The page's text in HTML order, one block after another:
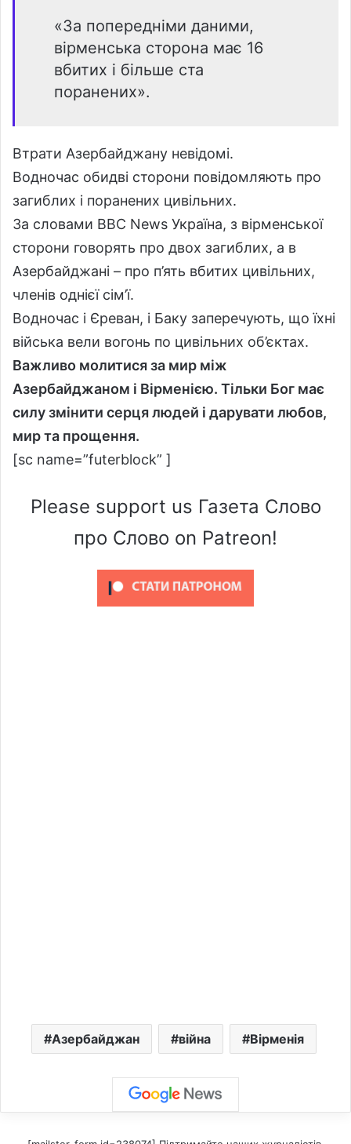
«За попередніми даними,
вірменська сторона має 16
вбитих і більше ста
поранених».
Втрати Азербайджану невідомі.
Водночас обидві сторони повідомляють про
загиблих і поранених цивільних.
За словами BBC News Україна, з вірменської
сторони говорять про двох загиблих, а в
Азербайджані – про п’ять вбитих цивільних,
членів однієї сім’ї.
Водночас і Єреван, і Баку заперечують, що їхні
війська вели вогонь по цивільних об’єктах.
Важливо молитися за мир між
Азербайджаном і Вірменією. Тільки Бог має
силу змінити серця людей і дарувати любов,
мир та прощення.
[sc name=”futerblock” ]
Please support us Газета Слово
про Слово on Patreon!
Азербайджан війна Вірменія